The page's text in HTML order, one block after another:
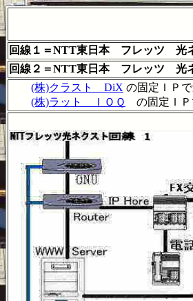
回線１＝NTT東日本 フレッツ 光
回線２＝NTT東日本 フレッツ 光
(株)クラスト DiX の固定ＩＰ
(株)ラット ＩＯＱ
の固定ＩＰ